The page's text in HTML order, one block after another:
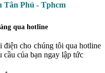
Tân Phú - Tphcm
qua hotline
điện cho chúng tôi qua hotline
cầu của bạn ngay lập tức